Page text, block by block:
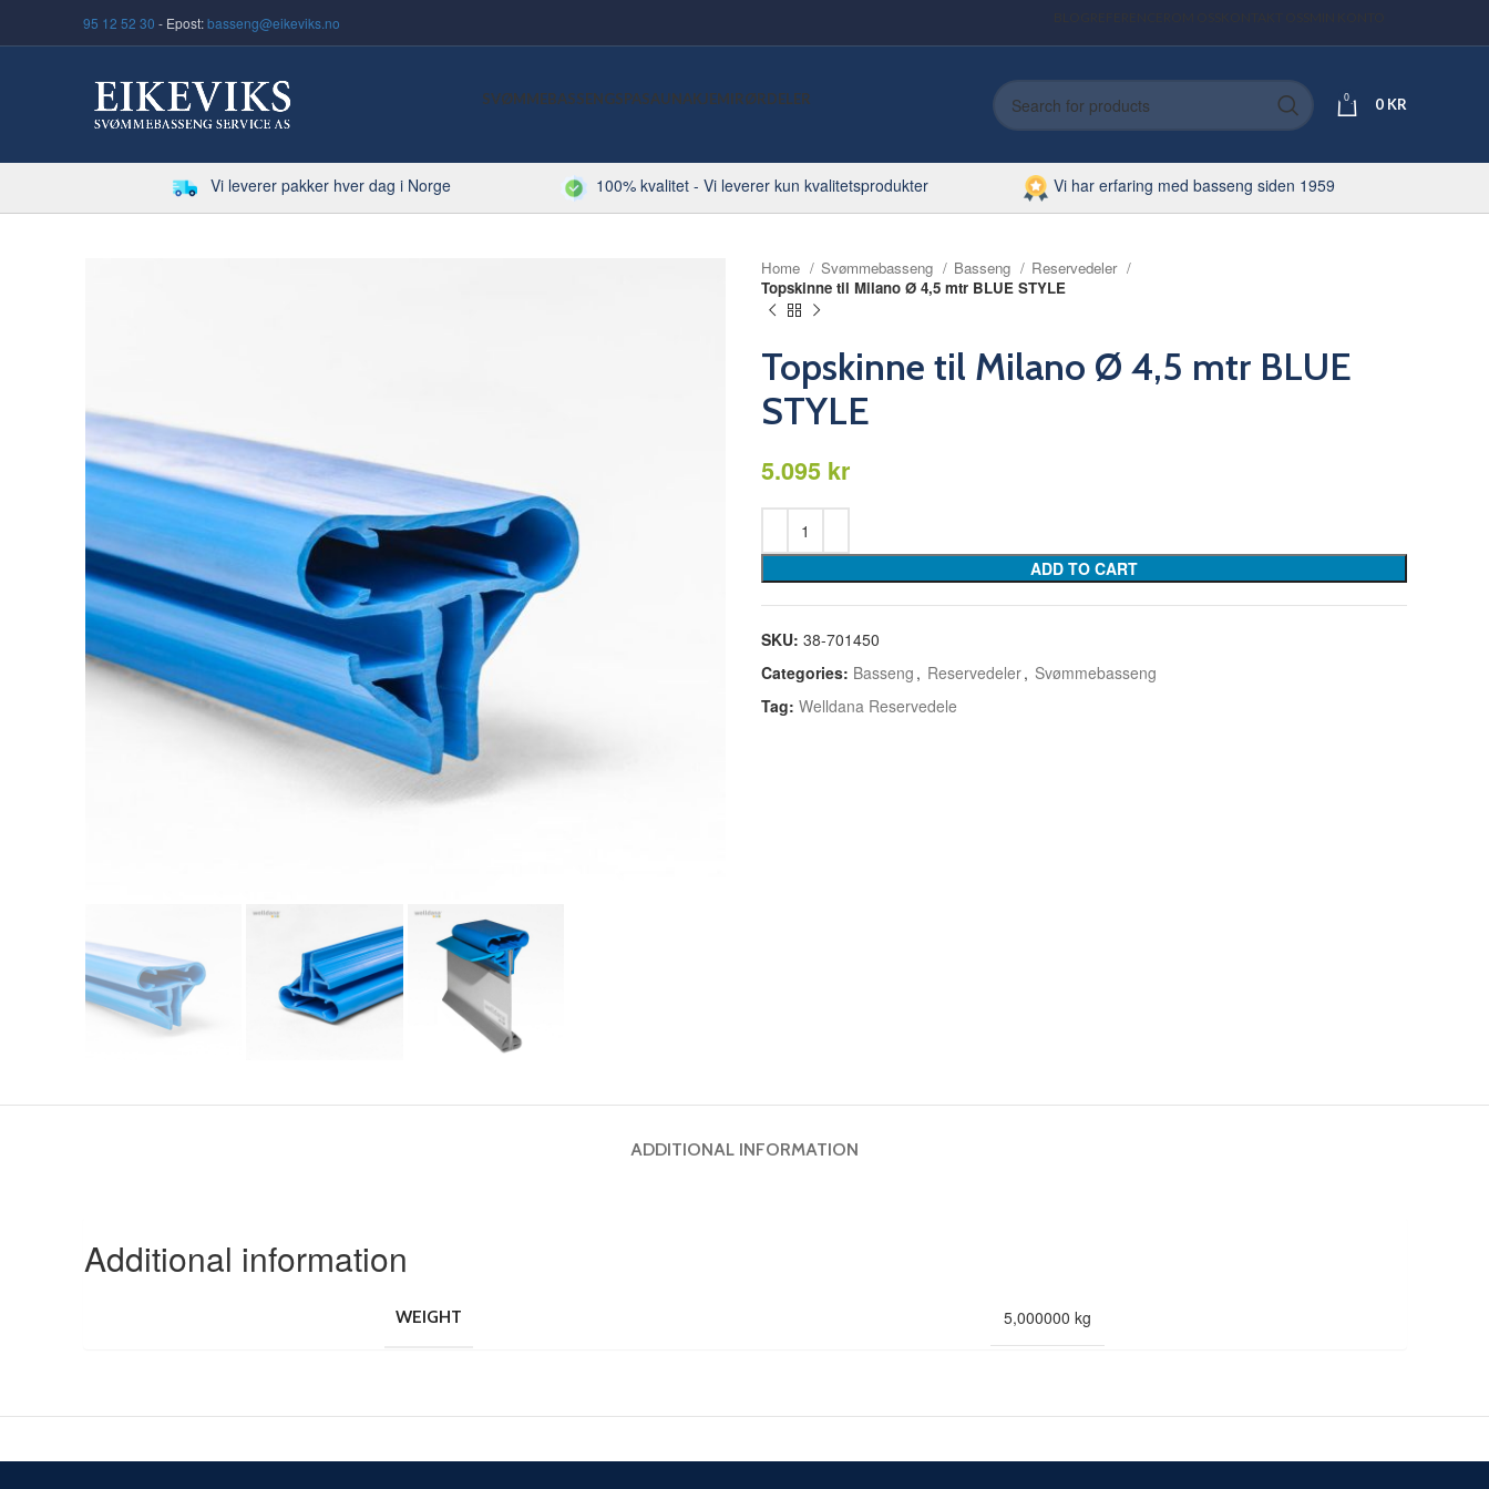
95 12 52 30 - Epost:basseng@eikeviks.no
SVØMMEBASSENGSPASAUNAKJEMIRØRDELER 0 0 KR
Vi leverer pakker hver dag i Norge 100% kvalitet - Vi leverer kun kvalitetsprodukter Vi har erfaring med basseng siden 1959
Home Svømmebasseng Basseng
Reservedeler
Topskinne til Milano Ø 4,5 mtr BLUE STYLE
Topskinne til Milano Ø 4,5 mtr BLUE
STYLE
kr
ADD TO CART
SKU: 38-701450
Categories: Basseng , Reservedeler, Svømmebasseng
Tag: Welldana Reservedele
ADDITIONAL INFORMATION
Additional information
WEIGHT 5,000000 kg